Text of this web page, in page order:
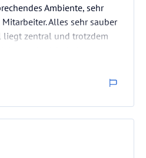
Ambiente, sehr
Alles sehr sauber
liegt zentral und trotzdem